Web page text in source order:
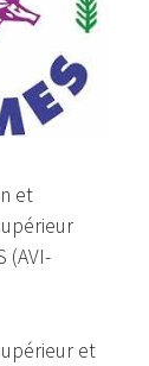
et
(AVI-
et